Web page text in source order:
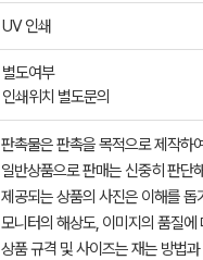
UV 인쇄
별도여부
인쇄위치 별도문의
판촉물은 판촉을 목적으로 제작하
일반상품으로 판매는 신중히 판단
제공되는 상품의 사진은 이해를
모니터의 해상도, 이미지의 품질
상품 규격 및 사이즈는 재는 방법